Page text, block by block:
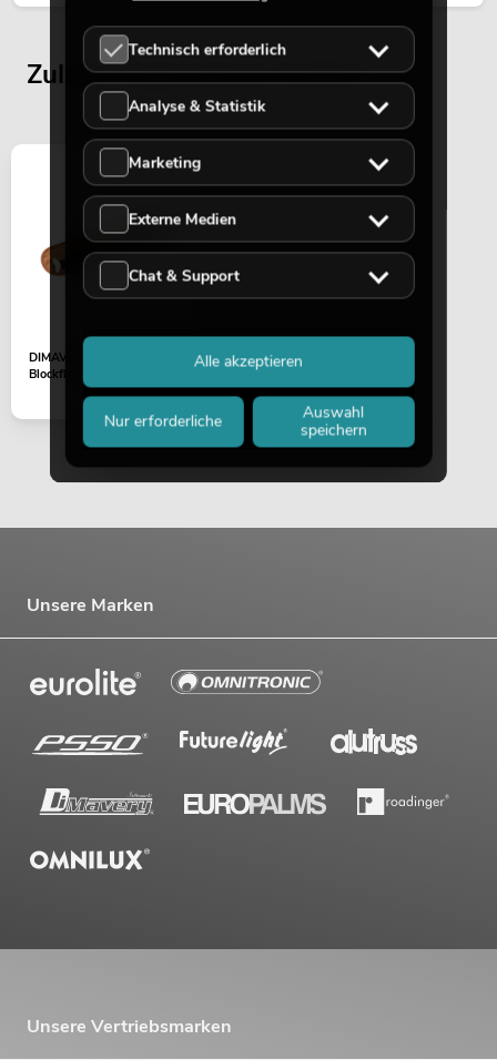
Zuletzt angesehene Artikel
DIMAVERY Piccolo
Blockflöte Kunststoff
Unsere Marken
Unsere Vertriebsmarken
Technisch erforderlich
Analyse & Statistik
Marketing
Externe Medien
Chat & Support
Nur erforderliche
Auswahl
speichern
Alle akzeptieren